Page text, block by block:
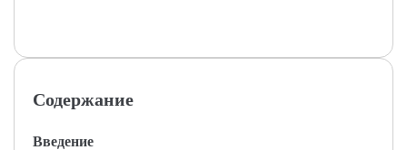
Содержание
Введение